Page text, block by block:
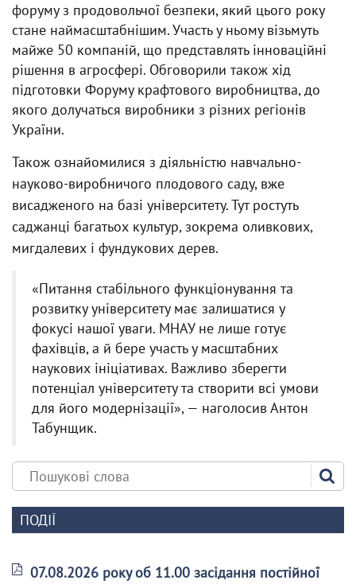
форуму з продовольчої безпеки, який цього року
стане наймасштабнішим. Участь у ньому візьмуть
майже 50 компаній, що представлять інноваційні
рішення в агросфері. Обговорили також хід
підготовки Форуму крафтового виробництва, до
якого долучаться виробники з різних регіонів
України.
Також ознайомилися з діяльністю навчально-
науково-виробничого плодового саду, вже
висадженого на базі університету. Тут ростуть
саджанці багатьох культур, зокрема оливкових,
мигдалевих і фундукових дерев.
«Питання стабільного функціонування та
розвитку університету має залишатися у
фокусі нашої уваги. МНАУ не лише готує
фахівців, а й бере участь у масштабних
наукових ініціативах. Важливо зберегти
потенціал університету та створити всі умови
для його модернізації», — наголосив Антон
Табунщик.
ПОДІЇ
07.08.2026 року об 11.00 засідання постійної